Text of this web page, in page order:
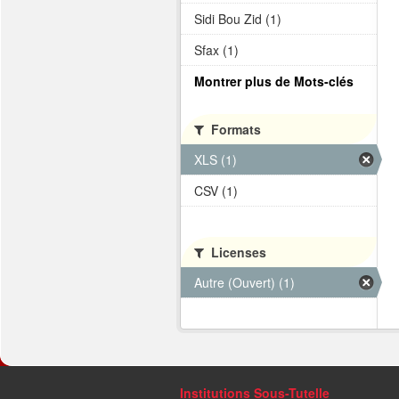
Sidi Bou Zid (1)
Sfax (1)
Montrer plus de Mots-clés
Formats
XLS (1)
CSV (1)
Licenses
Autre (Ouvert) (1)
Institutions Sous-Tutelle